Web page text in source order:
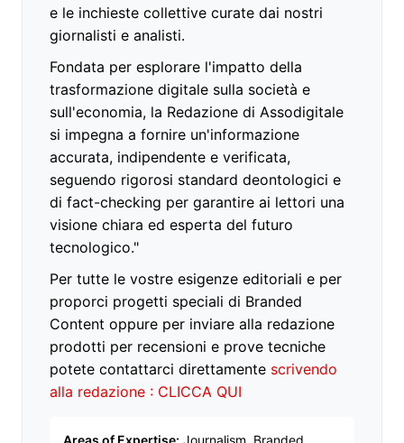
e le inchieste collettive curate dai nostri
giornalisti e analisti.
Fondata per esplorare l'impatto della
trasformazione digitale sulla società e
sull'economia, la Redazione di Assodigitale
si impegna a fornire un'informazione
accurata, indipendente e verificata,
seguendo rigorosi standard deontologici e
di fact-checking per garantire ai lettori una
visione chiara ed esperta del futuro
tecnologico."
Per tutte le vostre esigenze editoriali e per
proporci progetti speciali di Branded
Content oppure per inviare alla redazione
prodotti per recensioni e prove tecniche
potete contattarci direttamente scrivendo
alla redazione : CLICCA QUI
Areas of Expertise: Journalism, Branded